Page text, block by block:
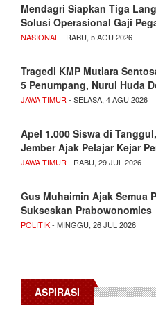
Mendagri Siapkan Tiga
Solusi Operasional Gaji
NASIONAL - RABU, 5 AGU 2026
Tragedi KMP Mutiara
5 Penumpang, Nurul Huda
JAWA TIMUR - SELASA, 4 AGU 2026
Apel 1.000 Siswa di
Jember Ajak Pelajar Kejar
JAWA TIMUR - RABU, 29 JUL 2026
Gus Muhaimin Ajak Semua
Sukseskan Prabowonomics
POLITIK- MINGGU, 26 JUL 2026
ASPIRASI